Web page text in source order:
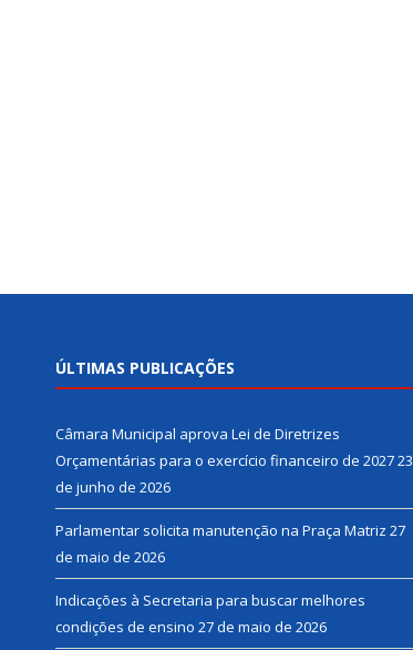
ÚLTIMAS PUBLICAÇÕES
Câmara Municipal aprova Lei de Diretrizes
Orçamentárias para o exercício financeiro de 202723
de junho de 2026
Parlamentar solicita manutenção na Praça Matriz 27
de maio de 2026
Indicações à Secretaria para buscar melhores
condições de ensino 27 de maio de 2026